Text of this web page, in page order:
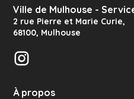
Ville de Mulhouse -
2 rue Pierre et Marie Curie,
68100, Mulhouse
Instagram
À propos